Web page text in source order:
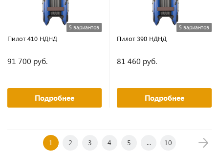
5 вариантов
Пилот 410 НДНД
91 700 руб.
Подробнее
5 вариантов
Пилот 390 НДНД
81 460 руб.
Подробнее
1 2 3 4 5 ... 10